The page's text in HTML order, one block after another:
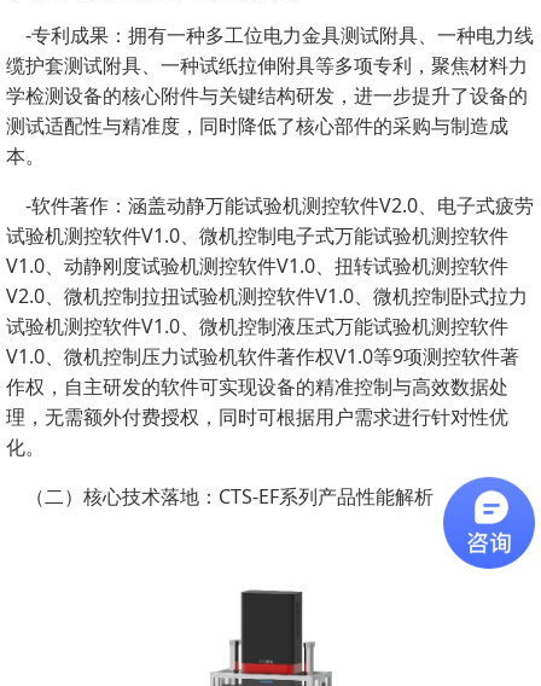
-专利成果：拥有一种多工位电力金具测试附具、一种电力线
缆护套测试附具、一种试纸拉伸附具等多项专利，聚焦材料力
学检测设备的核心附件与关键结构研发，进一步提升了设备的
测试适配性与精准度，同时降低了核心部件的采购与制造成
本。
-软件著作：涵盖动静万能试验机测控软件V2.0、电子式疲劳
试验机测控软件V1.0、微机控制电子式万能试验机测控软件
V1.0、动静刚度试验机测控软件V1.0、扭转试验机测控软件
V2.0、微机控制拉扭试验机测控软件V1.0、微机控制卧式拉力
试验机测控软件V1.0、微机控制液压式万能试验机测控软件
V1.0、微机控制压力试验机软件著作权V1.0等9项测控软件著
作权，自主研发的软件可实现设备的精准控制与高效数据处
理，无需额外付费授权，同时可根据用户需求进行针对性优
化。
（二）核心技术落地：CTS-EF系列产品性能解析